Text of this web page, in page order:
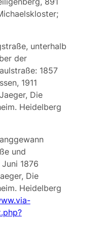
unterhalb
der
1857
1911
Die
Heidelberg
und
1876
Die
Heidelberg